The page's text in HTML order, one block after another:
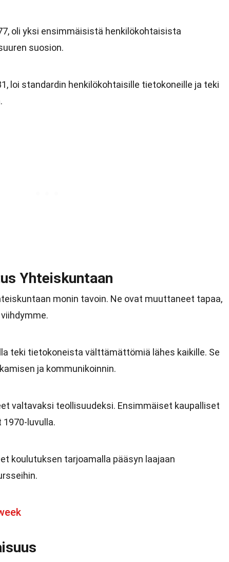
oli yksi ensimmäisistä henkilökohtaisista
suosion.
loi standardin henkilökohtaisille tietokoneille ja teki
Yhteiskuntaan
monin tavoin. Ne ovat muuttaneet tapaa,
teki tietokoneista välttämättömiä lähes kaikille. Se
ja kommunikoinnin.
valtavaksi teollisuudeksi. Ensimmäiset kaupalliset
luvulla.
koulutuksen tarjoamalla pääsyn laajaan